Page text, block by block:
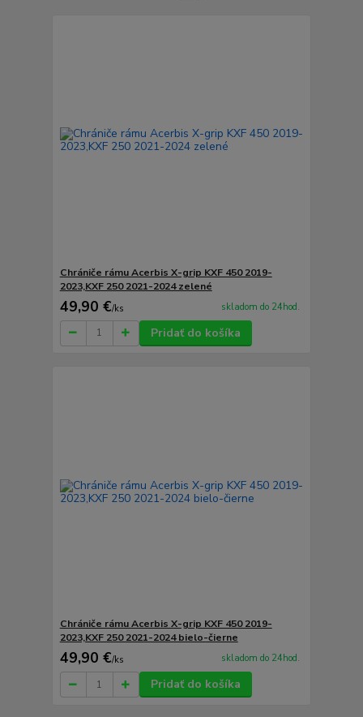
Chrániče rámu Acerbis X-grip KXF 450 2019-
2023,KXF 250 2021-2024 zelené
49,90 €/ks skladom do 24hod.
Pridať do košíka
Chrániče rámu Acerbis X-grip KXF 450 2019-
2023,KXF 250 2021-2024 bielo-čierne
49,90 €/ks skladom do 24hod.
Pridať do košíka